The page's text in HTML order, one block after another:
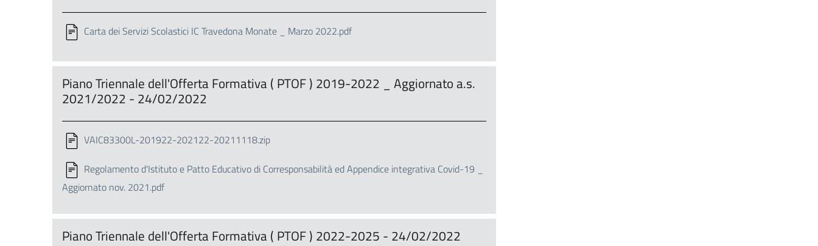
Carta dei Servizi Scolastici IC Travedona Monate _ Marzo 2022.pdf
Piano Triennale dell'Offerta Formativa ( PTOF ) 2019-2022 _ Aggiornato a.s.
2021/2022 - 24/02/2022
VAIC83300L-201922-202122-20211118.zip
Regolamento d'Istituto e Patto Educativo di Corresponsabilità ed Appendice integrativa Covid-19 _
Aggiornato nov. 2021.pdf
Piano Triennale dell'Offerta Formativa ( PTOF ) 2022-2025 - 24/02/2022